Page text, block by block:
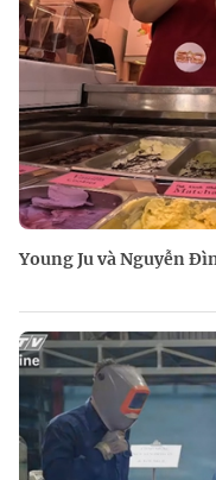
Young Ju và Nguyễn